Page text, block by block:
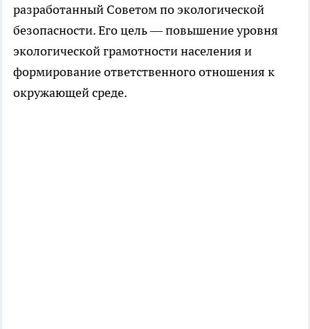
разработанный Советом по экологической
безопасности. Его цель — повышение уровня
экологической грамотности населения и
формирование ответственного отношения к
окружающей среде.